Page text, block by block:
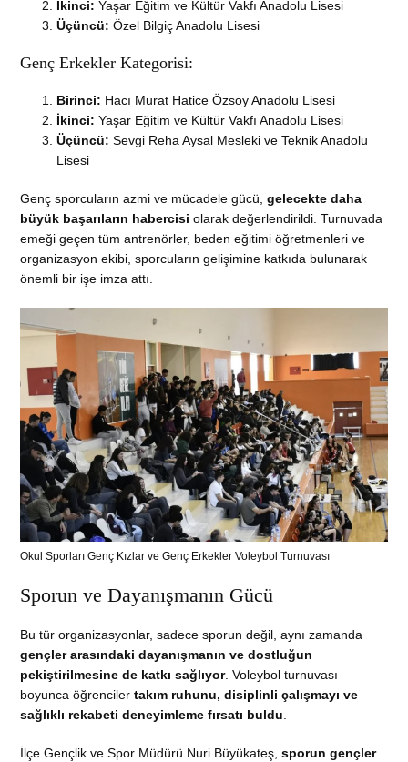
İkinci: Yaşar Eğitim ve Kültür Vakfı Anadolu Lisesi
Üçüncü: Özel Bilgiç Anadolu Lisesi
Genç Erkekler Kategorisi:
Birinci: Hacı Murat Hatice Özsoy Anadolu Lisesi
İkinci: Yaşar Eğitim ve Kültür Vakfı Anadolu Lisesi
Üçüncü: Sevgi Reha Aysal Mesleki ve Teknik Anadolu
Lisesi
Genç sporcuların azmi ve mücadele gücü,gelecekte daha
büyük başarıların habercisi olarak değerlendirildi. Turnuvada
emeği geçen tüm antrenörler, beden eğitimi öğretmenleri ve
organizasyon ekibi, sporcuların gelişimine katkıda bulunarak
önemli bir işe imza attı.
Okul Sporları Genç Kızlar ve Genç Erkekler Voleybol Turnuvası
Sporun ve Dayanışmanın Gücü
Bu tür organizasyonlar, sadece sporun değil, aynı zamanda
gençler arasındaki dayanışmanın ve dostluğun
pekiştirilmesine de katkı sağlıyor. Voleybol turnuvası
boyunca öğrencilertakım ruhunu, disiplinli çalışmayı ve
sağlıklı rekabeti deneyimleme fırsatı buldu
İlçe Gençlik ve Spor Müdürü Nuri Büyükateş,sporun gençler